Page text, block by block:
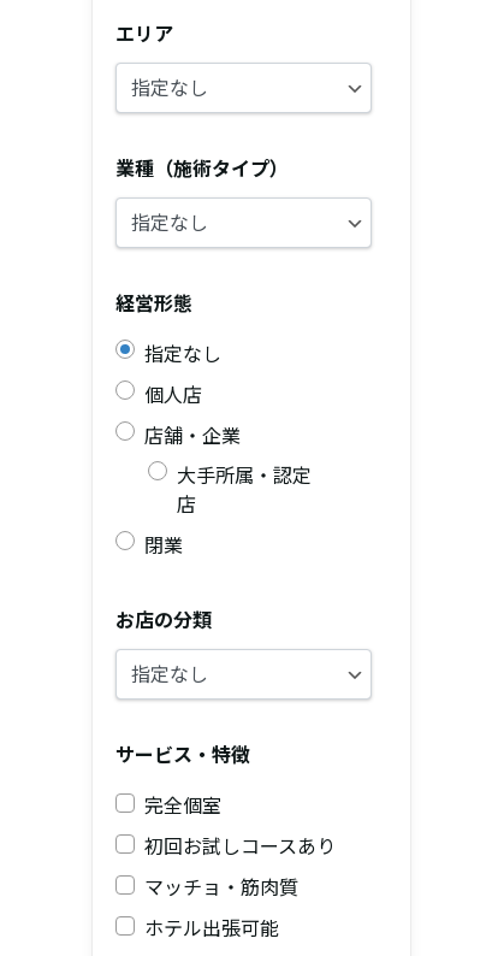
エリア
業種（施術タイプ）
経営形態
指定なし
個人店
店舗・企業
大手所属・認定
店
閉業
お店の分類
サービス・特徴
完全個室
初回お試しコースあり
マッチョ・筋肉質
ホテル出張可能